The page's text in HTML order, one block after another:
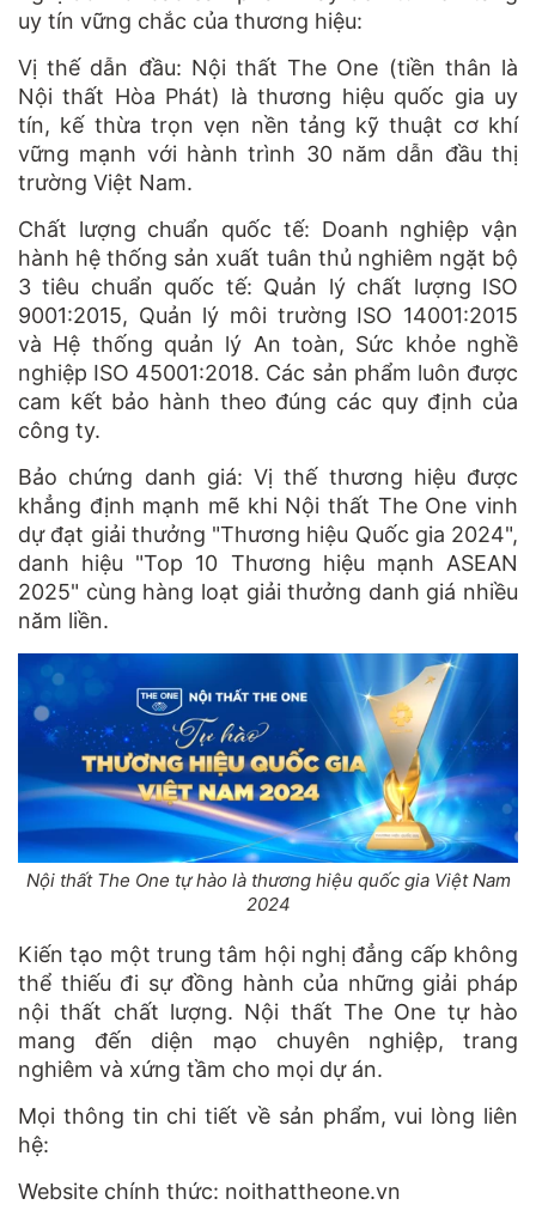
uy tín vững chắc của thương hiệu:
Vị thế dẫn đầu: Nội thất The One (tiền thân là
Nội thất Hòa Phát) là thương hiệu quốc gia uy
tín, kế thừa trọn vẹn nền tảng kỹ thuật cơ khí
vững mạnh với hành trình 30 năm dẫn đầu thị
trường Việt Nam.
Chất lượng chuẩn quốc tế: Doanh nghiệp vận
hành hệ thống sản xuất tuân thủ nghiêm ngặt bộ
3 tiêu chuẩn quốc tế: Quản lý chất lượng ISO
9001:2015, Quản lý môi trường ISO 14001:2015
và Hệ thống quản lý An toàn, Sức khỏe nghề
nghiệp ISO 45001:2018. Các sản phẩm luôn được
cam kết bảo hành theo đúng các quy định của
công ty.
Bảo chứng danh giá: Vị thế thương hiệu được
khẳng định mạnh mẽ khi Nội thất The One vinh
dự đạt giải thưởng "Thương hiệu Quốc gia 2024",
danh hiệu "Top 10 Thương hiệu mạnh ASEAN
2025" cùng hàng loạt giải thưởng danh giá nhiều
năm liền.
Nội thất The One tự hào là thương hiệu quốc gia Việt Nam
2024
Kiến tạo một trung tâm hội nghị đẳng cấp không
thể thiếu đi sự đồng hành của những giải pháp
nội thất chất lượng. Nội thất The One tự hào
mang đến diện mạo chuyên nghiệp, trang
nghiêm và xứng tầm cho mọi dự án.
Mọi thông tin chi tiết về sản phẩm, vui lòng liên
hệ:
Website chính thức: noithattheone.vn